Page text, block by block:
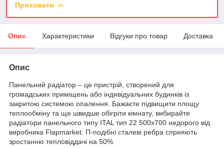
Приховати
Опис Характеристики Відгуки про товар Доставка
Опис
Панельний радіатор – це пристрій, створений для
громадських приміщень або індивідуальних будинків із
закритою системою опалення. Бажаєте підвищити площу
теплообміну та ще швидше обігріти кімнату, вибирайте
радіатори панельного типу ITAL тип 22 500x700 недорого від
виробника Flapmarket. П-подібні сталеві ребра сприяють
зростанню тепловіддачі на 50%.